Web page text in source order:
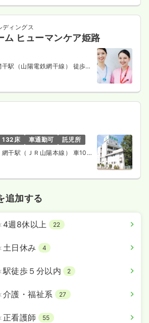
ィングス
ム ヒューマンケア姫路
駅（山陽電鉄網干線） 徒歩
132床 車通勤可
託児所
網干駅（ＪＲ山陽本線） 車10
追加する
4週8休以上 22
土日休み 4
駅徒歩５分以内 2
介護・福祉系 27
正看護師 55